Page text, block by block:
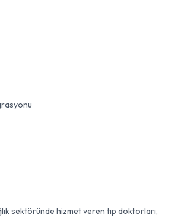
sektöründe hizmet veren tıp doktorları,